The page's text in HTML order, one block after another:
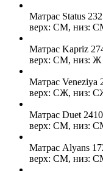
Матрас Status
верх: СМ, низ:
Матрас Kapriz
верх: СМ, низ: Ж
Матрас Veneziya
верх: СЖ, низ:
Матрас Duet
верх: СМ, низ:
Матрас Alyans
верх: СМ, низ: